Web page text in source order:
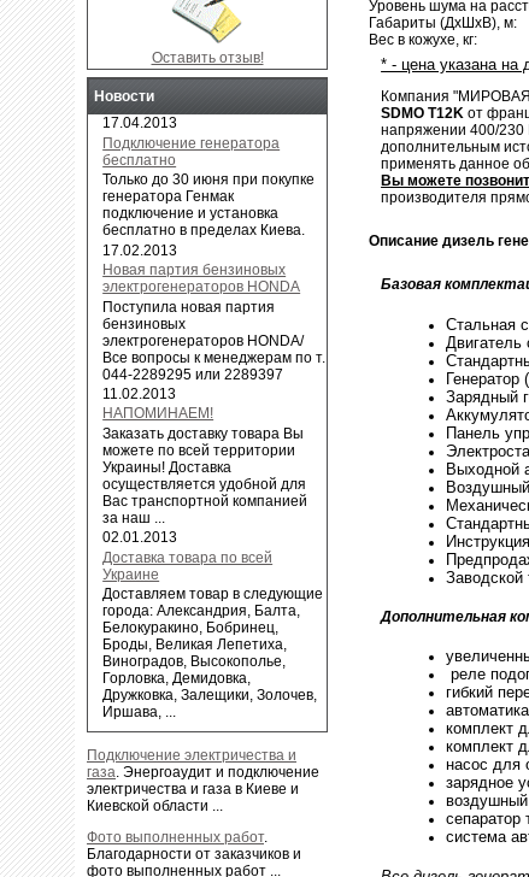
Уровень шума на
Габариты (ДхШхВ), м:
Вес в кожухе, кг:
* - цена указана на
Компания
SDMO T12K от
напряжении 400/230
дополнительным
применять данное
Вы можете
производителя
Описание дизель
Базовая
Стальная
Зарядный
Панель
Выходной
Заводской
Дополнительная
реле
гибкий
комплект
комплект
насос для
зарядное
сепаратор
система
Оставить отзыв!
Новости
17.04.2013
Подключение генератора
бесплатно
Только до 30 июня при покупке
генератора Генмак
подключение и установка
бесплатно в пределах Киева.
17.02.2013
Новая партия бензиновых
электрогенераторов HONDA
Поступила новая партия
бензиновых
электрогенераторов HONDA/
Все вопросы к менеджерам по т.
044-2289295 или 2289397
11.02.2013
НАПОМИНАЕМ!
Заказать доставку товара Вы
можете по всей территории
Украины! Доставка
осуществляется удобной для
Вас транспортной компанией
за наш ...
02.01.2013
Доставка товара по всей
Украине
Доставляем товар в следующие
города: Александрия, Балта,
Белокуракино, Бобринец,
Броды, Великая Лепетиха,
Виноградов, Высокополье,
Горловка, Демидовка,
Дружковка, Залещики, Золочев,
Иршава, ...
Подключение электричества и
газа Энергоаудит и подключение
электричества и газа в Киеве и
Киевской области ...
Фото выполненных работ.
Благодарности от заказчиков и
фото выполненных работ ...